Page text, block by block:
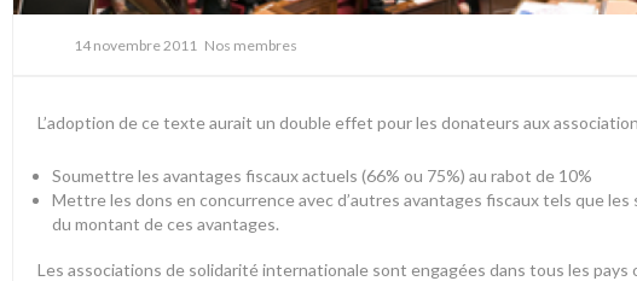
14 novembre 2011 Nos membres
L’adoption de ce texte aurait un double effet pour les donateurs aux
Soumettre les avantages fiscaux actuels (66% ou 75%) au rabot de 10%
Mettre les dons en concurrence avec d’autres avantages fiscaux tels que
du montant de ces avantages.
Les associations de solidarité internationale sont engagées dans tous les